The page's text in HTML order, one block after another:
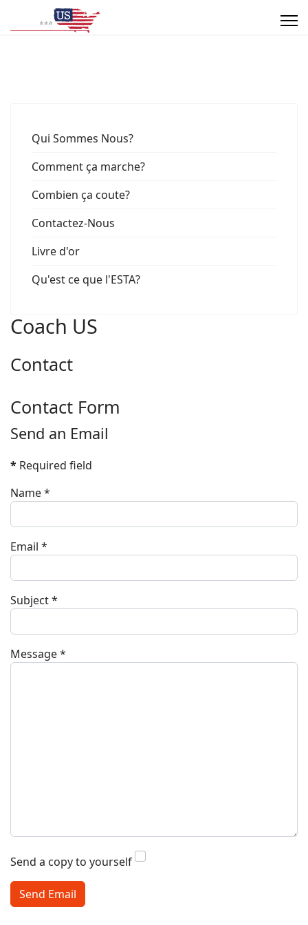
Qui Sommes Nous?
Comment ça marche?
Combien ça coute?
Contactez-Nous
Livre d'or
Qu'est ce que l'ESTA?
Coach US
Contact
Contact Form
Send an Email
* Required field
Name*
Email *
Subject*
Message*
Send a copy to yourself
Send Email